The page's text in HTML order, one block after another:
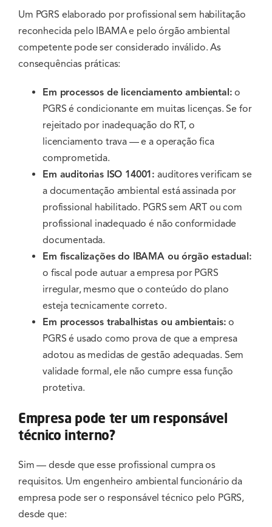
Um PGRS elaborado por profissional sem habilitação
reconhecida pelo IBAMA e pelo órgão ambiental
competente pode ser considerado inválido. As
consequências práticas:
Em processos de licenciamento ambiental: o
PGRS é condicionante em muitas licenças. Se for
rejeitado por inadequação do RT, o
licenciamento trava — e a operação fica
comprometida.
Em auditorias ISO 14001: auditores verificam se
a documentação ambiental está assinada por
profissional habilitado. PGRS sem ART ou com
profissional inadequado é não conformidade
documentada.
Em fiscalizações do IBAMA ou órgão estadual:
o fiscal pode autuar a empresa por PGRS
irregular, mesmo que o conteúdo do plano
esteja tecnicamente correto.
Em processos trabalhistas ou ambientais: o
PGRS é usado como prova de que a empresa
adotou as medidas de gestão adequadas. Sem
validade formal, ele não cumpre essa função
protetiva.
Empresa pode ter um responsável
técnico interno?
Sim — desde que esse profissional cumpra os
requisitos. Um engenheiro ambiental funcionário da
empresa pode ser o responsável técnico pelo PGRS,
desde que: